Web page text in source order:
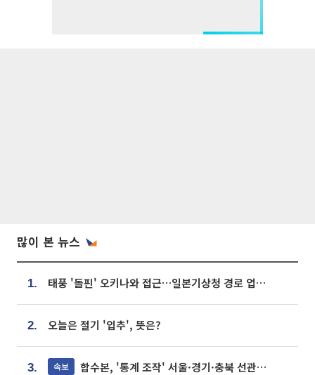
많이 본 뉴스
1. 태풍 '돌핀' 오키나와 접근…일본기상청 경로 업데이트
2. 오늘은 절기 '입추', 뜻은?
3. 속보 합수본, '통계 조작' 서울·경기·충북 선관위 등 추가 압수수색